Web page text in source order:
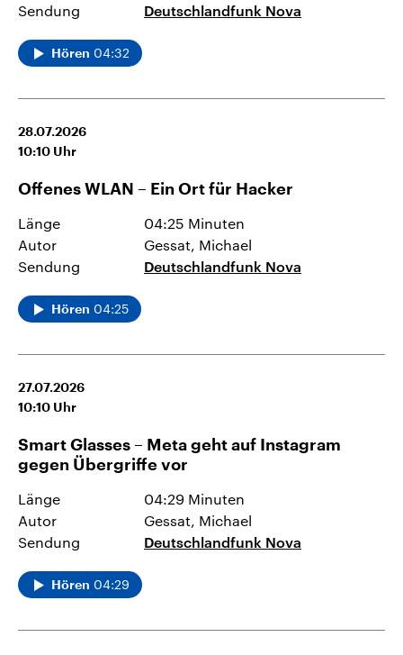
Sendung
Deutschlandfunk Nova
Hören 04:32
28.07.2026
10:10 Uhr
Offenes WLAN – Ein Ort für Hacker
Länge
04:25 Minuten
Autor
Gessat, Michael
Sendung
Deutschlandfunk Nova
Hören 04:25
27.07.2026
10:10 Uhr
Smart Glasses – Meta geht auf Instagram
gegen Übergriffe vor
Länge
04:29 Minuten
Autor
Gessat, Michael
Sendung
Deutschlandfunk Nova
Hören 04:29